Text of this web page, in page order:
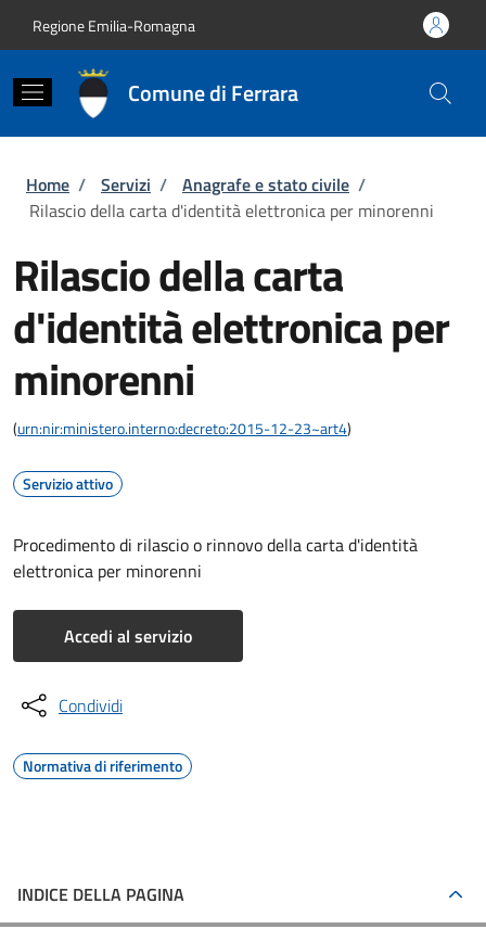
Regione Emilia-Romagna
Comune di Ferrara
Briciole di pane
Home / Servizi / Anagrafe e stato civile /
Rilascio della carta d'identità elettronica per minorenni
Rilascio della carta
d'identità elettronica per
minorenni
(urn:nir:ministero.interno:decreto:2015-12-23~art4)
Servizio attivo
Procedimento di rilascio o rinnovo della carta d'identità
elettronica per minorenni
Accedi al servizio
Condividi
Normativa di riferimento
INDICE DELLA PAGINA